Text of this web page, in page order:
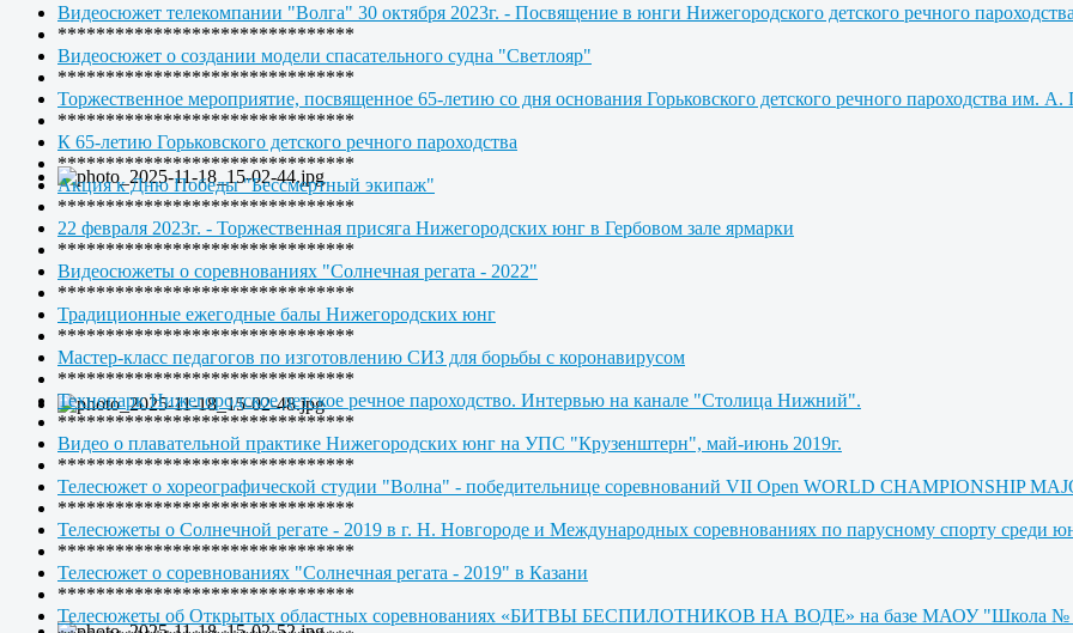
Видеосюжет телекомпании "Волга" 30 октября 2023г. - Посвящение в юнги Нижегородского детского речного пароходства
*******************************
Видеосюжет о создании модели спасательного судна "Светлояр"
*******************************
Торжественное мероприятие, посвященное 65-летию со дня основания Горьковского детского речного пароходства им. А.
*******************************
К 65-летию Горьковского детского речного пароходства
*******************************
Акция к Дню Победы "Бессмертный экипаж"
*******************************
22 февраля 2023г. - Торжественная присяга Нижегородских юнг в Гербовом зале ярмарки
*******************************
Видеосюжеты о соревнованиях "Солнечная регата - 2022"
*******************************
Традиционные ежегодные балы Нижегородских юнг
*******************************
Мастер-класс педагогов по изготовлению СИЗ для борьбы с коронавирусом
*******************************
Технопарк Нижегородское детское речное пароходство. Интервью на канале "Столица Нижний".
*******************************
Видео о плавательной практике Нижегородских юнг на УПС "Крузенштерн", май-июнь 2019г.
*******************************
Телесюжет о хореографической студии "Волна" - победительнице соревнований VII Open WORLD CHAMPIONSHIP
*******************************
Телесюжеты о Солнечной регате - 2019 в г. Н. Новгороде и Международных соревнованиях по парусному спорту среди
*******************************
Телесюжет о соревнованиях "Солнечная регата - 2019" в Казани
*******************************
Телесюжеты об Открытых областных соревнованиях «БИТВЫ БЕСПИЛОТНИКОВ НА ВОДЕ» на базе МАОУ "Школа №